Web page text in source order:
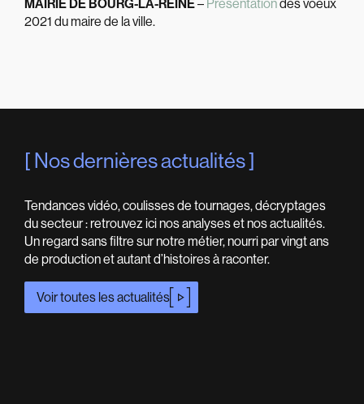
MAIRIE DE BOURG-LA-REINE– Présentationdes voeux
2021 du maire de la ville.
Nos dernières actualités
Tendances vidéo, coulisses de tournages, décryptages
du secteur : retrouvez ici nos analyses et nos actualités.
Un regard sans filtre sur notre métier, nourri par vingt ans
de production et autant d’histoires à raconter.
Voir toutes les actualités